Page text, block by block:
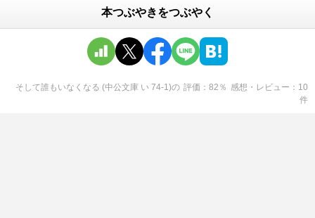
本つぶやきをつぶやく
そして誰もいなくなる (中公文庫 い 74-1)の 評価 82 ％ 感想・レビュー
10
件